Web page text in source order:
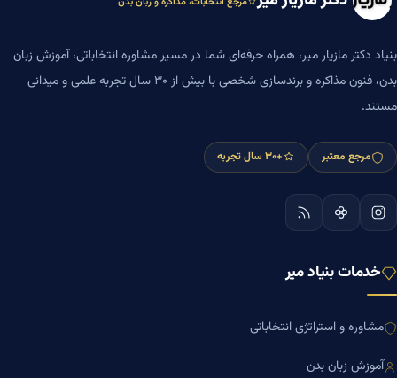
بنیاد دکتر مازیار میر، همراه حرفه‌ای شما در مسیر مشاوره انتخاباتی، آموزش زبان
بدن، فنون مذاکره و برندسازی شخصی با بیش از ۳۰ سال تجربه علمی و میدانی
مستند.
مرجع معتبر +۳۰ سال تجربه
خدمات بنیاد میر
مشاوره و استراتژی انتخاباتی
آموزش زبان بدن